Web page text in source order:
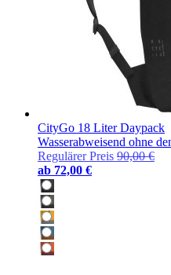
CityGo 18 Liter Daypack
Wasserabweisend ohne
Regulärer Preis 90,00 €
ab 72,00 €